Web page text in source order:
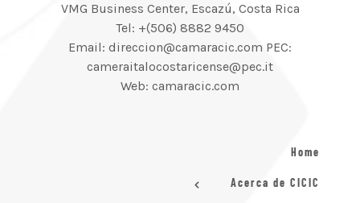
VMG Business Center, Escazú, Costa Rica
Tel: +(506) 8882 9450
Email: direccion@camaracic.com PEC:
cameraitalocostaricense@pec.it
Web: camaracic.com
Home
Acerca de CICIC